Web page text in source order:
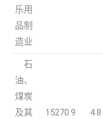
乐用
品制
造业
石
油、
煤炭
及其
15270.9 4.8